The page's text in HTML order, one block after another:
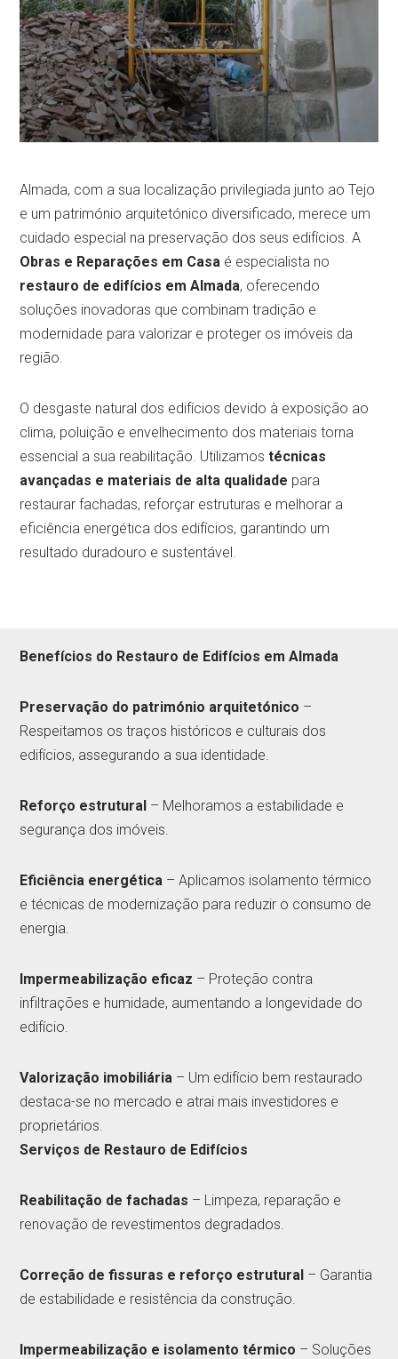
Almada, com a sua localização privilegiada junto ao Tejo
e um património arquitetónico diversificado, merece um
cuidado especial na preservação dos seus edifícios. A
Obras e Reparações em Casa é especialista no
restauro de edifícios em Almada, oferecendo
soluções inovadoras que combinam tradição e
modernidade para valorizar e proteger os imóveis da
região.
O desgaste natural dos edifícios devido à exposição ao
clima, poluição e envelhecimento dos materiais torna
essencial a sua reabilitação. Utilizamostécnicas
avançadas e materiais de alta qualidade para
restaurar fachadas, reforçar estruturas e melhorar a
eficiência energética dos edifícios, garantindo um
resultado duradouro e sustentável.
Benefícios do Restauro de Edifícios em Almada
Preservação do património arquitetónico –
Respeitamos os traços históricos e culturais dos
edifícios, assegurando a sua identidade.
Reforço estrutural – Melhoramos a estabilidade e
segurança dos imóveis.
Eficiência energética – Aplicamos isolamento térmico
e técnicas de modernização para reduzir o consumo de
energia.
Impermeabilização eficaz – Proteção contra
infiltrações e humidade, aumentando a longevidade do
edifício.
Valorização imobiliária – Um edifício bem restaurado
destaca-se no mercado e atrai mais investidores e
proprietários.
Serviços de Restauro de Edifícios
Reabilitação de fachadas – Limpeza, reparação e
renovação de revestimentos degradados.
Correção de fissuras e reforço estrutural – Garantia
de estabilidade e resistência da construção.
Impermeabilização e isolamento térmico – Soluções